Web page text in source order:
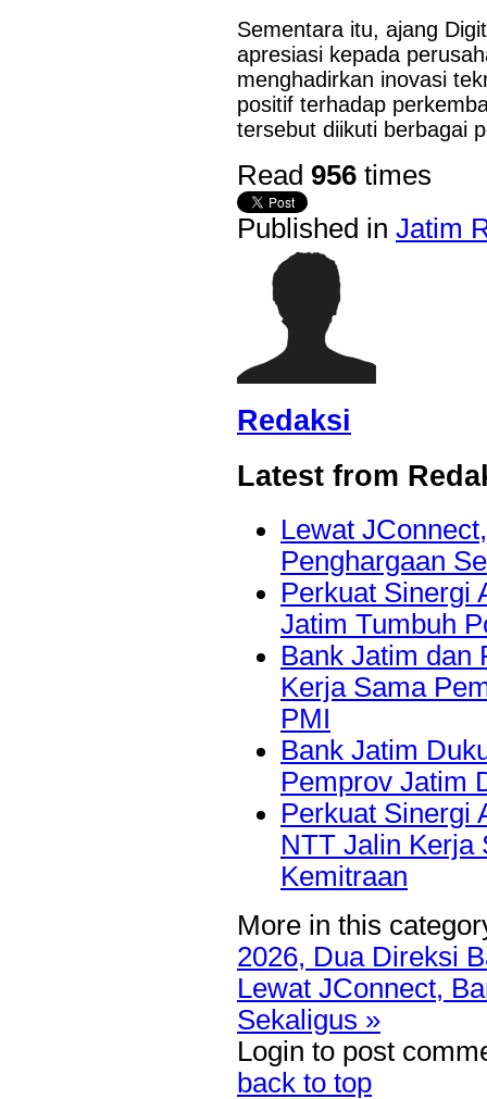
Perkuat Sinergi Antar BPD, Bank Jatim dan
Layanan Jasa Remitansi Kemitraan
SURABAYA,KORANRAKYAT.COM,- 22 Juli 2026. PT
Tbk (Bank Jatim) terus memperkuat transformasi digital dan
Pembangunan Daerah (BPD) guna menghadirkan layanan
efisien, dan berdaya saing. Salah...
Sementara itu, ajang
apresiasi kepada
menghadirkan inovasi
positif terhadap
tersebut diikuti berbagai
Read 956 times
Published in Jatim
Redaksi
Latest from
Lewat
Penghargaan
Perkuat Sinergi
Jatim Tumbuh
Bank Jatim dan
Kerja Sama
PMI
Bank Jatim
Pemprov Jatim
Perkuat Sinergi
NTT Jalin Kerja
Kemitraan
More in this
2026, Dua Direksi
Lewat JConnect,
Sekaligus »
Login to post
back to top